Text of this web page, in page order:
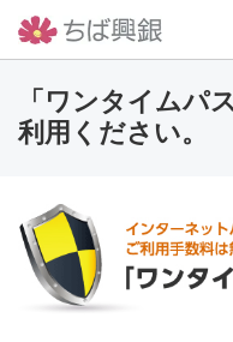
「ワンタイムパ
利用ください。